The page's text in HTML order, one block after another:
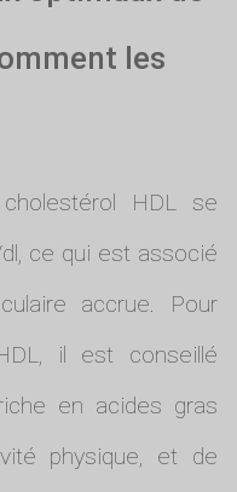
les
HDL se
ce qui est associé
accrue. Pour
il est conseillé
en acides gras
physique, et de